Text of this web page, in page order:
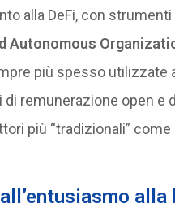
alla DeFi, con
Autonomous
più spesso utilizzate
remunerazione open e
più “tradizionali”